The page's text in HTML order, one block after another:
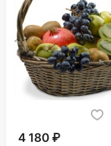
4 180 ₽